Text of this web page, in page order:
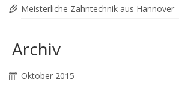
Meisterliche Zahntechnik aus Hannover
Archiv
Oktober 2015